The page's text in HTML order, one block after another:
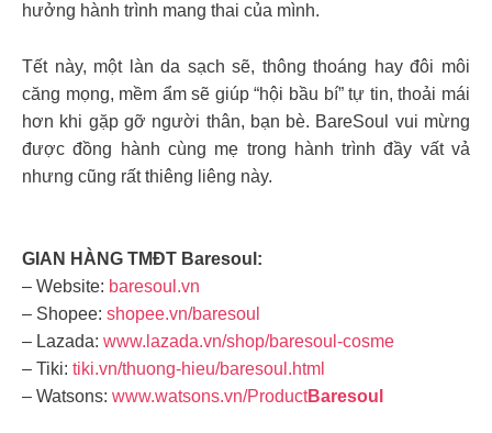
hưởng hành trình mang thai của mình.
Tết này, một làn da sạch sẽ, thông thoáng hay đôi môi
căng mọng, mềm ẩm sẽ giúp “hội bầu bí” tự tin, thoải mái
hơn khi gặp gỡ người thân, bạn bè. BareSoul vui mừng
được đồng hành cùng mẹ trong hành trình đầy vất vả
nhưng cũng rất thiêng liêng này.
GIAN HÀNG TMĐT Baresoul:
– Website: baresoul.vn
– Shopee: shopee.vn/baresoul
– Lazada: www.lazada.vn/shop/baresoul-cosme
– Tiki: tiki.vn/thuong-hieu/baresoul.html
– Watsons: www.watsons.vn/ProductBaresoul